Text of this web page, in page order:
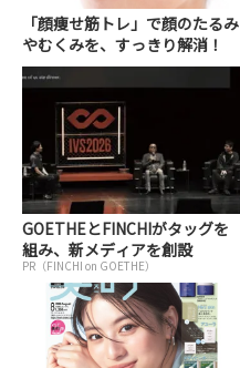
「顔痩せ筋トレ」で顔のたるみ
やむくみを、すっきり解消！
GOETHEとFINCHIがタッグを
組み、新メディアを創設
PR（FINCHI on GOETHE）